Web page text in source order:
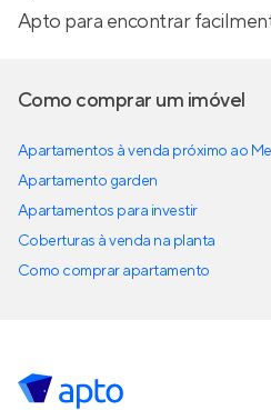
Apto para encontrar
Como comprar um imóvel
Apartamentos à venda próximo ao
Apartamento garden
Apartamentos para investir
Coberturas à venda na planta
Como comprar apartamento